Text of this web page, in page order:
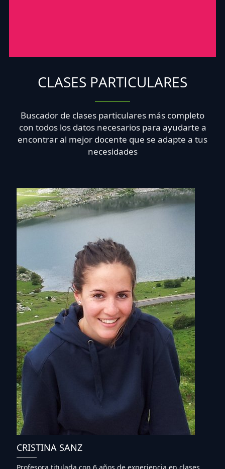
CLASES PARTICULARES
Buscador de clases particulares más completo
con todos los datos necesarios para ayudarte a
encontrar al mejor docente que se adapte a tus
necesidades
CRISTINA SANZ
Profesora titulada con 6 años de experiencia en clases